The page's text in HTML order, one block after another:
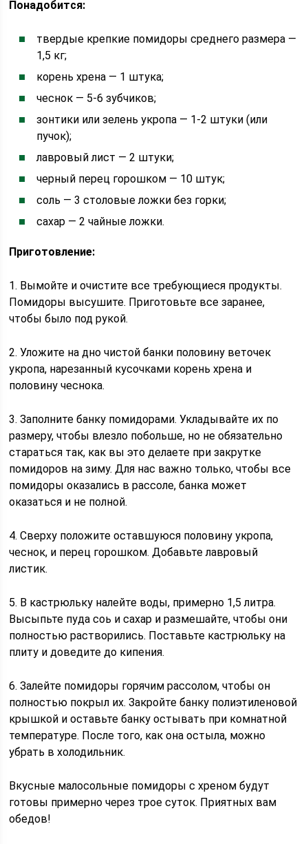
Понадобится:
твердые крепкие помидоры среднего размера —
1,5 кг;
корень хрена — 1 штука;
чеснок — 5-6 зубчиков;
зонтики или зелень укропа — 1-2 штуки (или
пучок);
лавровый лист — 2 штуки;
черный перец горошком — 10 штук;
соль — 3 столовые ложки без горки;
сахар — 2 чайные ложки.
Приготовление:
1. Вымойте и очистите все требующиеся продукты.
Помидоры высушите. Приготовьте все заранее,
чтобы было под рукой.
2. Уложите на дно чистой банки половину веточек
укропа, нарезанный кусочками корень хрена и
половину чеснока.
3. Заполните банку помидорами. Укладывайте их по
размеру, чтобы влезло побольше, но не обязательно
стараться так, как вы это делаете при закрутке
помидоров на зиму. Для нас важно только, чтобы все
помидоры оказались в рассоле, банка может
оказаться и не полной.
4. Сверху положите оставшуюся половину укропа,
чеснок, и перец горошком. Добавьте лавровый
листик.
5. В кастрюльку налейте воды, примерно 1,5 литра.
Высыпьте пуда соь и сахар и размешайте, чтобы они
полностью растворились. Поставьте кастрюльку на
плиту и доведите до кипения.
6. Залейте помидоры горячим рассолом, чтобы он
полностью покрыл их. Закройте банку полиэтиленовой
крышкой и оставьте банку остывать при комнатной
температуре. После того, как она остыла, можно
убрать в холодильник.
Вкусные малосольные помидоры с хреном будут
готовы примерно через трое суток. Приятных вам
обедов!